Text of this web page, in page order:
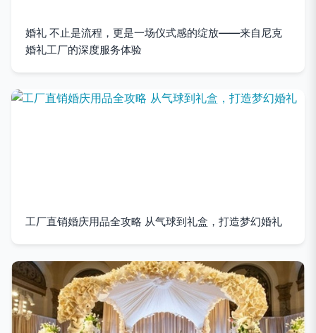
婚礼 不止是流程，更是一场仪式感的绽放——来自尼克
婚礼工厂的深度服务体验
工厂直销婚庆用品全攻略 从气球到礼盒，打造梦幻婚礼